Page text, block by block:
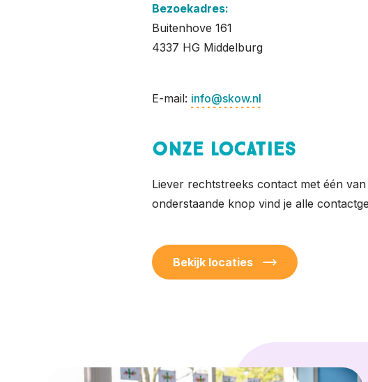
Bezoekadres:
Buitenhove 161
4337 HG Middelburg
E-mail: info@skow.nl
Onze locaties
Liever rechtstreeks contact met één
onderstaande knop vind je alle
Bekijk locaties